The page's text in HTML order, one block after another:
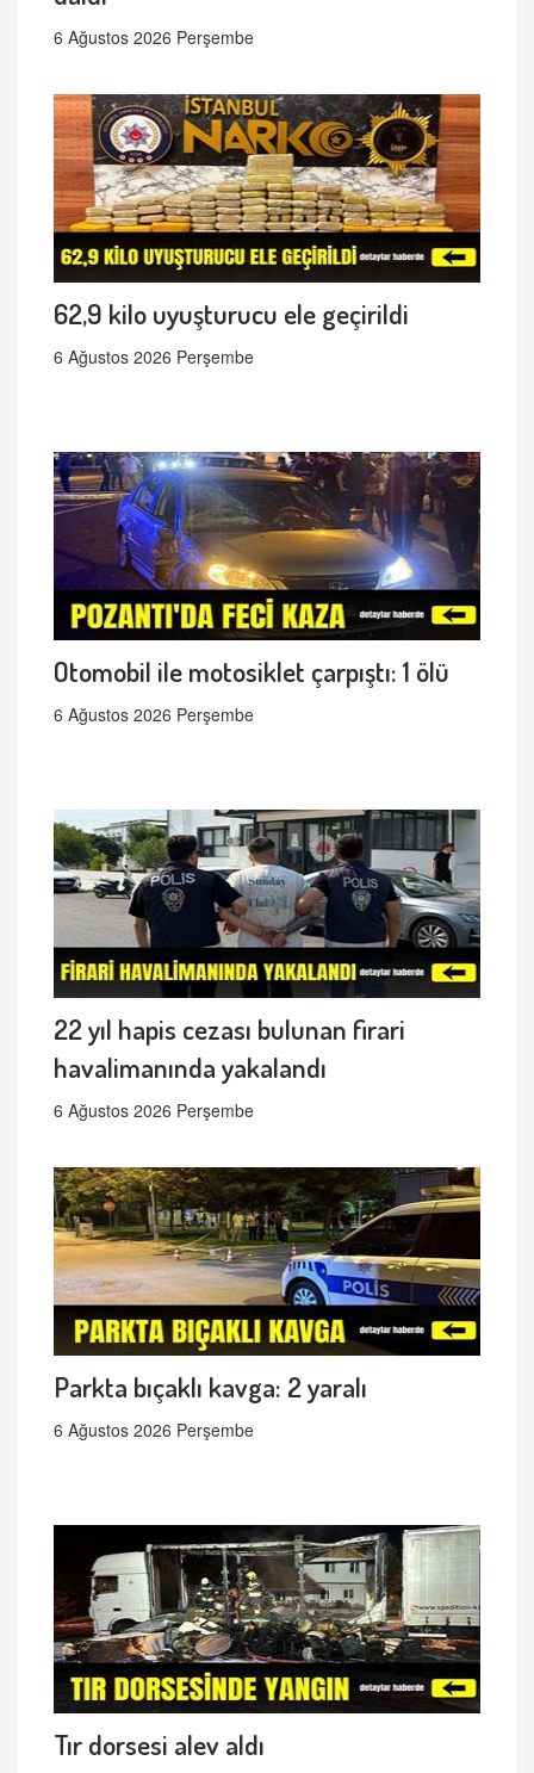
6 Ağustos 2026 Perşembe
62,9 kilo uyuşturucu ele geçirildi
6 Ağustos 2026 Perşembe
Otomobil ile motosiklet çarpıştı: 1 ölü
6 Ağustos 2026 Perşembe
22 yıl hapis cezası bulunan firari
havalimanında yakalandı
6 Ağustos 2026 Perşembe
Parkta bıçaklı kavga: 2 yaralı
6 Ağustos 2026 Perşembe
Tır dorsesi alev aldı